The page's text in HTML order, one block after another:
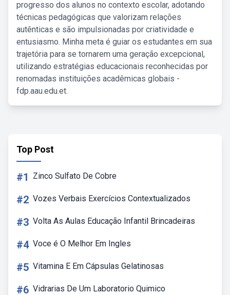
progresso dos alunos no contexto escolar, adotando
técnicas pedagógicas que valorizam relações
autênticas e são impulsionadas por criatividade e
entusiasmo. Minha meta é guiar os estudantes em sua
trajetória para se tornarem uma geração excepcional,
utilizando estratégias educacionais reconhecidas por
renomadas instituições acadêmicas globais -
fdp.aau.edu.et.
Top Post
#1 Zinco Sulfato De Cobre
#2 Vozes Verbais Exercícios Contextualizados
#3 Volta As Aulas Educação Infantil Brincadeiras
#4 Voce é O Melhor Em Ingles
#5 Vitamina E Em Cápsulas Gelatinosas
#6 Vidrarias De Um Laboratorio Quimico